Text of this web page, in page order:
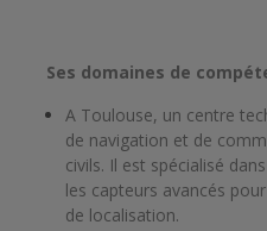
Ses domaines de
A Toulouse, un centre
de navigation et de
civils. Il est spécialisé
les capteurs avancés
de localisation.